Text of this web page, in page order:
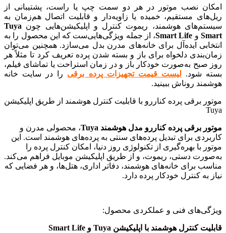
امکان نصب موتور در هر دو سمت چپ یا راست، پشتیبانی از
ریل‌های مستقیم، خمیده یا زاویه‌دار و قابلیت اتصال هم‌زمان به
سیستم‌های هوشمند، ریموت کنترل و اپلیکیشن‌هایی چون Tuya
Smartو Smart Life، از جمله ویژگی‌هایی‌ست که این محصول را به
انتخابی ایده‌آل برای خانه‌های مدرن بدل می‌سازد. همچنین می‌توان
زمان‌بندی دلخواه برای باز و بسته شدن پرده تعریف کرد تا مثلاً هر
روز صبح به‌صورت خودکار باز و در زمان استراحت یا تماشای فیلم،
بسته شود. لیست قیمت تجهیزات پرده برقی را در سایت خانه
هوشمند روناش ببینید.
موتور برقی پرده کناررو با قابلیت کنترل هوشمند از طریق اپلیکیشن
Tuya
موتور برقی پرده کناررو مدل هوشمند Tuya
، محصولی مدرن و
کاربردی برای تبدیل پرده‌های سنتی به پرده‌های هوشمند است. این
موتور با بهره‌گیری از تکنولوژی روز دنیا، امکان کنترل پرده را
به‌صورت دستی، ریموت، و از طریق اپلیکیشن موبایل فراهم می‌کند.
مناسب برای خانه‌های هوشمند، دفاتر اداری، هتل‌ها، و هر فضایی که
نیاز به کنترل خودکار پرده دارد.
ویژگی‌های فنی و عملکردی محصول:
قابلیت کنترل هوشمند با اپلیکیشن Tuya و Smart Life